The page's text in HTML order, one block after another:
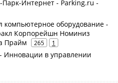
Парк-Интернет - Parking.ru -
компьютерное оборудование -
Корпорейшн Номиниз
Прайм
265 1
Инновации в управлении